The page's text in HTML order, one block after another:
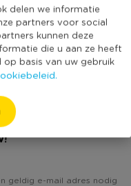
delen we informatie
partners voor social
kunnen deze
die u aan ze heeft
basis van uw gebruik
10
(Nog) geen score
bekend
cm - zwart? Schrijf
geldig e-mail adres nodig